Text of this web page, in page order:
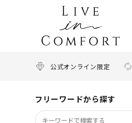
公式オンライン限定
フリーワードから探す